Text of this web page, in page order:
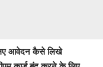
आवेदन कैसे लिखे